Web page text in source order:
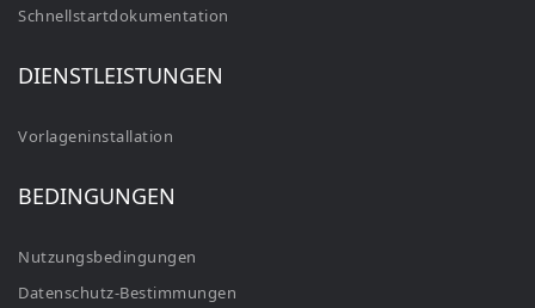
Schnellstartdokumentation
DIENSTLEISTUNGEN
Vorlageninstallation
BEDINGUNGEN
Nutzungsbedingungen
Datenschutz-Bestimmungen